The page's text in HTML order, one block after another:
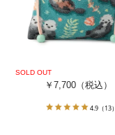
￥7,700 （税込）
4.9（13）